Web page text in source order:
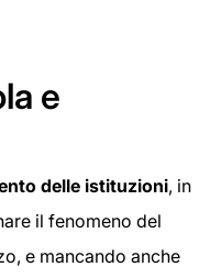
e
delle istituzioni, in
il fenomeno del
e mancando anche